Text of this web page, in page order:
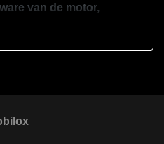
van de motor,
zal genoeg zien aan
dak, bi